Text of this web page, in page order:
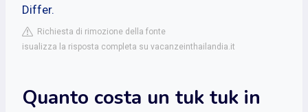
Differ.
Richiesta di rimozione della fonte
isualizza la risposta completa su vacanzeinthailandia.it
Quanto costa un tuk tuk in